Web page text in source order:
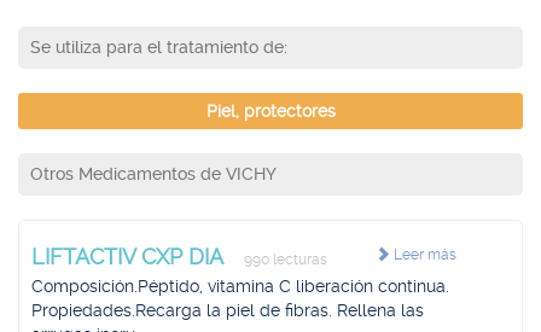
Se utiliza para el tratamiento de:
Piel, protectores
Otros Medicamentos de VICHY
Leer más
LIFTACTIV CXP DIA 990 lecturas
Composición.Péptido, vitamina C liberación continua.
Propiedades.Recarga la piel de fibras. Rellena las